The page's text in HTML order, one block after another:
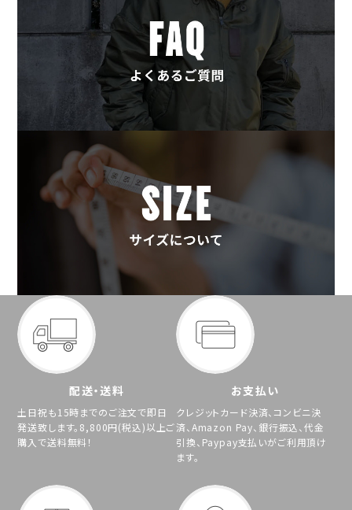
配送・送料
土日祝も15時までのご注文で即日
発送致します。8,800円(税込)以上ご
購入で送料無料！
お支払い
クレジットカード決済、コンビニ決
済、Amazon Pay、銀行振込、代金
引換、Paypay支払いがご利用頂け
ます。